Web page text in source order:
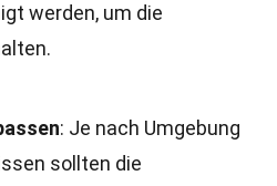
werden, um die
: Je nach Umgebung
sollten die